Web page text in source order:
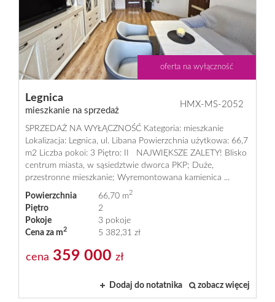
Obiekty
oferta na wyłączność
Legnica
mieszkanie na sprzedaż
HMX-MS-2052
SPRZEDAŻ NA WYŁĄCZNOŚĆ Kategoria: mieszkanie
Lokalizacja: Legnica, ul. Libana Powierzchnia użytkowa: 66,7
m2 Liczba pokoi: 3 Piętro: II NAJWIĘKSZE ZALETY! Blisko
centrum miasta, w sąsiedztwie dworca PKP; Duże,
przestronne mieszkanie; Wyremontowana kamienica ...
Powierzchnia 66,70 m2
Piętro
2
Pokoje
3 pokoje
Cena za m2 5 382,31 zł
cena 359 000 zł
Dodaj do notatnika zobacz więcej